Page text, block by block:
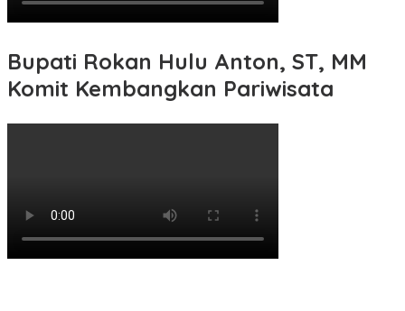
Bupati Rokan Hulu Anton, ST, MM
Komit Kembangkan Pariwisata